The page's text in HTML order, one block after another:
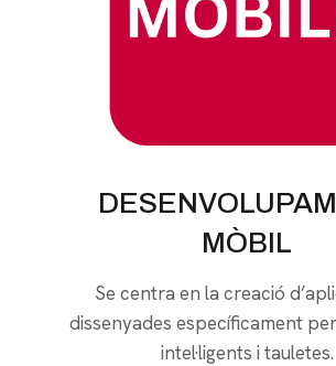
MÒBIL
Se centra en la creació
dissenyades específicament
intel·ligents i tauletes.